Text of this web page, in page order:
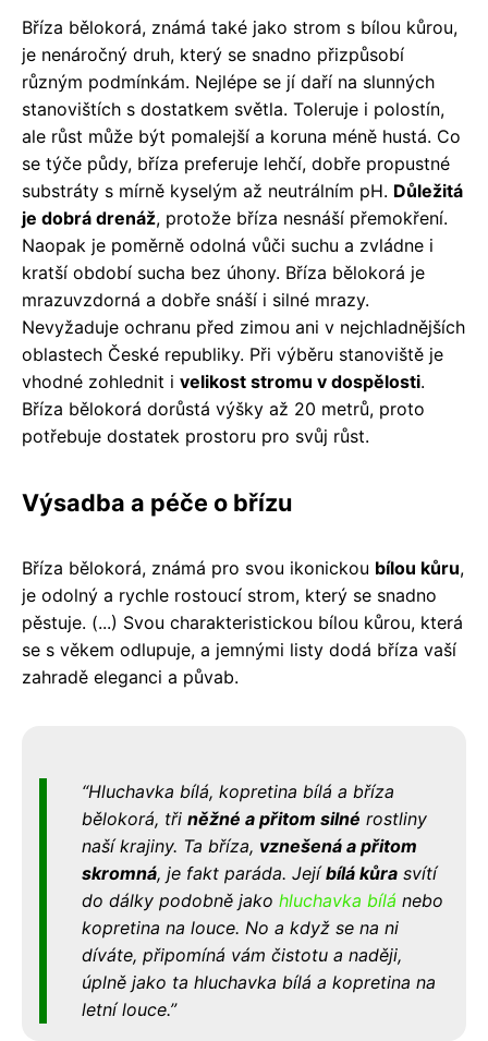
Bříza bělokorá, známá také jako strom s bílou kůrou,
je nenáročný druh, který se snadno přizpůsobí
různým podmínkám. Nejlépe se jí daří na slunných
stanovištích s dostatkem světla. Toleruje i polostín,
ale růst může být pomalejší a koruna méně hustá. Co
se týče půdy, bříza preferuje lehčí, dobře propustné
substráty s mírně kyselým až neutrálním pH. Důležitá
je dobrá drenáž, protože bříza nesnáší přemokření.
Naopak je poměrně odolná vůči suchu a zvládne i
kratší období sucha bez úhony. Bříza bělokorá je
mrazuvzdorná a dobře snáší i silné mrazy.
Nevyžaduje ochranu před zimou ani v nejchladnějších
oblastech České republiky. Při výběru stanoviště je
vhodné zohlednit i velikost stromu v dospělosti.
Bříza bělokorá dorůstá výšky až 20 metrů, proto
potřebuje dostatek prostoru pro svůj růst.
Výsadba a péče o břízu
Bříza bělokorá, známá pro svou ikonickou bílou kůru,
je odolný a rychle rostoucí strom, který se snadno
pěstuje. (...) Svou charakteristickou bílou kůrou, která
se s věkem odlupuje, a jemnými listy dodá bříza vaší
zahradě eleganci a půvab.
Hluchavka bílá, kopretina bílá a bříza
bělokorá, tři něžné a přitom silné rostliny
naší krajiny. Ta bříza, vznešená a přitom
skromná, je fakt paráda. Jejíbílá kůra svítí
do dálky podobně jako hluchavka bílá nebo
kopretina na louce. No a když se na ni
díváte, připomíná vám čistotu a naději,
úplně jako ta hluchavka bílá a kopretina na
letní louce.